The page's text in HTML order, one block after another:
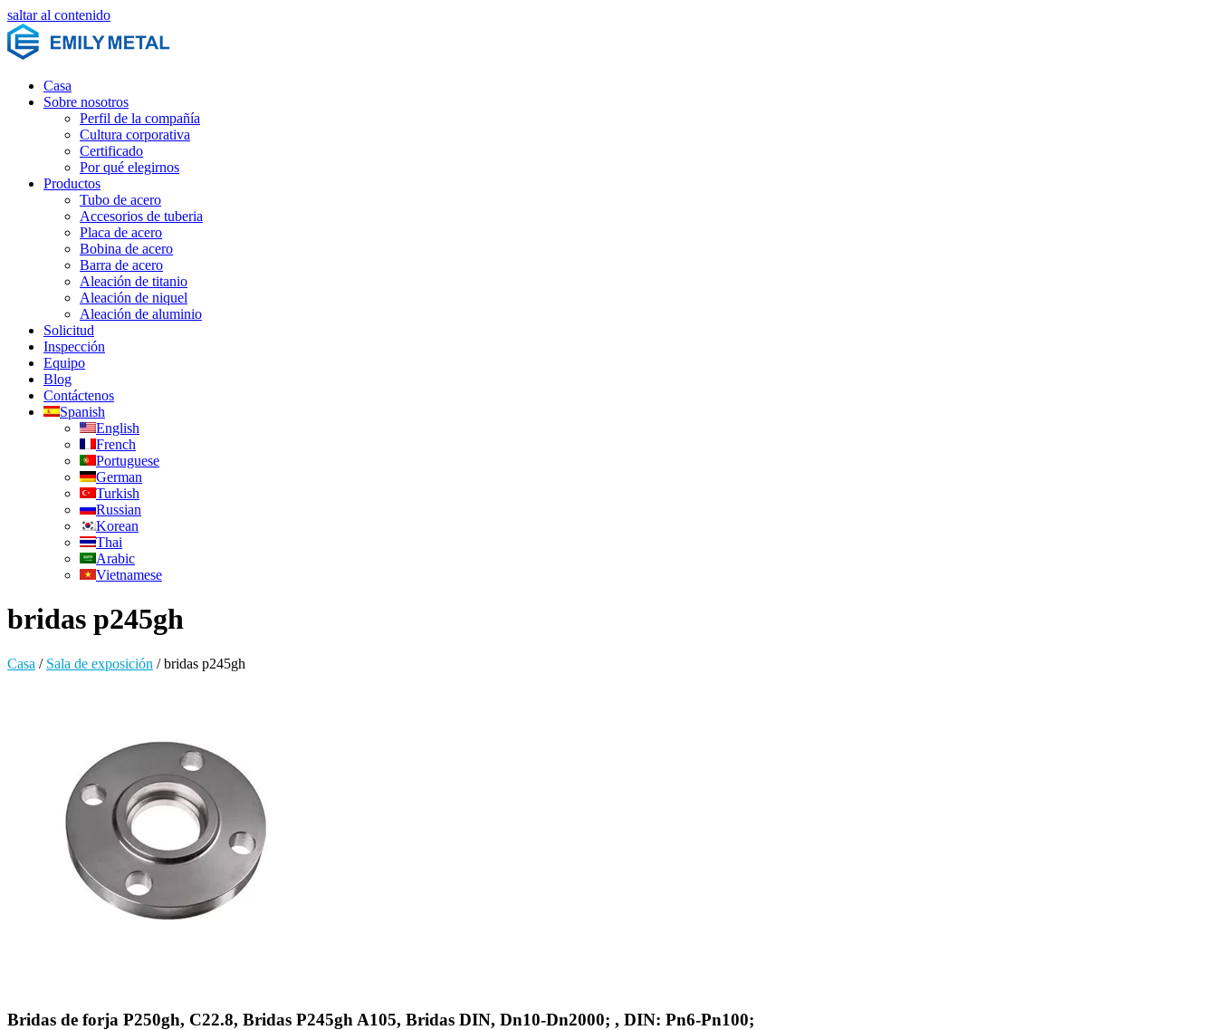
saltar al contenido
Casa
Sobre nosotros
Perfil de la compañía
Cultura corporativa
Certificado
Por qué elegirnos
Productos
Tubo de acero
Accesorios de tuberia
Placa de acero
Bobina de acero
Barra de acero
Aleación de titanio
Aleación de niquel
Aleación de aluminio
Solicitud
Inspección
Equipo
Blog
Contáctenos
Spanish
English
French
Portuguese
German
Turkish
Russian
Korean
Thai
Arabic
Vietnamese
bridas p245gh
Casa / Sala de exposición /bridas p245gh
Bridas de forja P250gh, C22.8, Bridas P245gh A105, Bridas DIN, Dn10-Dn2000; , DIN: Pn6-Pn100;